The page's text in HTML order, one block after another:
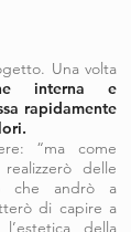
Una volta
interna e
rapidamente
“ma come
delle
che andrò a
di capire a
della